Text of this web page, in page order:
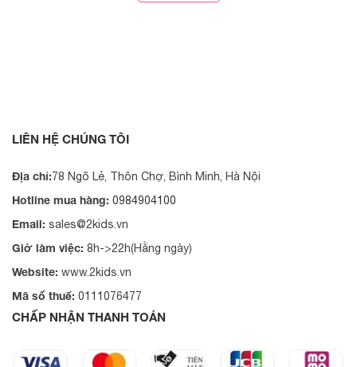
LIÊN HỆ CHÚNG TÔI
Địa chỉ:78 Ngõ Lẻ, Thôn Chợ, Bình Minh, Hà Nội
Hotline mua hàng: 0984904100
Email: sales@2kids.vn
Giờ làm việc: 8h->22h(Hằng ngày)
Website: www.2kids.vn
Mã số thuế: 0111076477
CHẤP NHẬN THANH TOÁN